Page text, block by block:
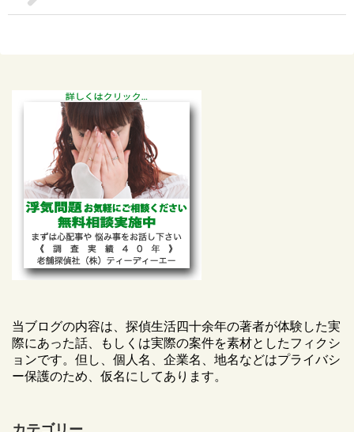
当ブログの内容は、探偵生活四十余年の著者が体験した実
際にあった話、もしくは実際の案件を素材としたフィクシ
ョンです。但し、個人名、企業名、地名などはプライバシ
ー保護のため、仮名にしてあります。